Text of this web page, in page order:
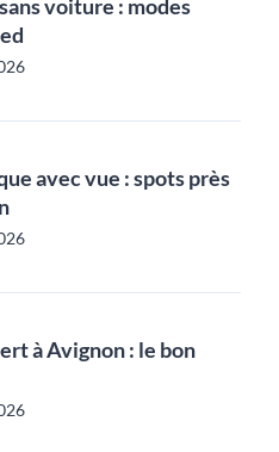
voiture : modes
avec vue : spots près
à Avignon : le bon